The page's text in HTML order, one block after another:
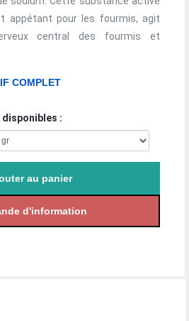
appétant pour les fourmis, agit
central des fourmis et
COMPLET
: